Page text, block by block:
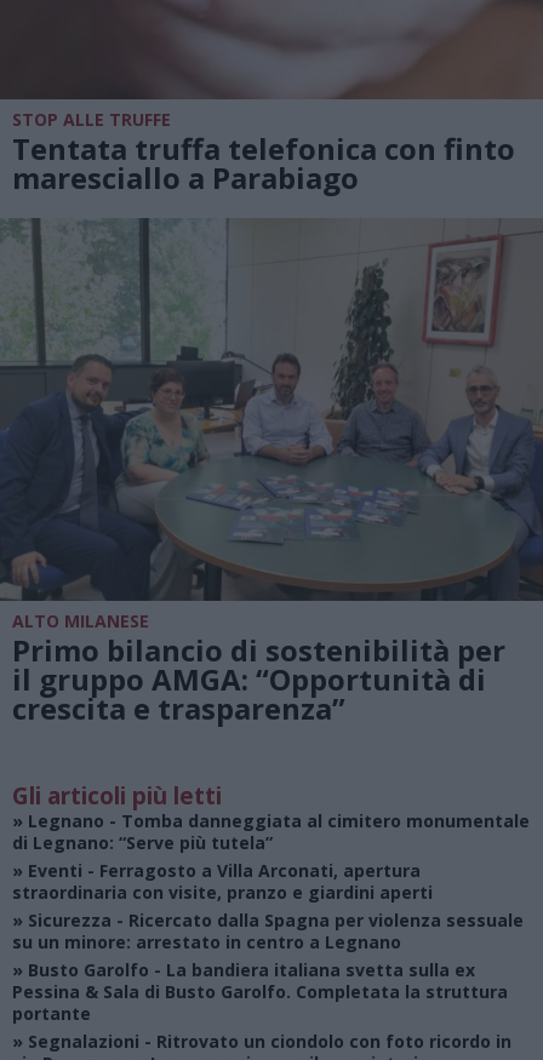
STOP ALLE TRUFFE
Tentata truffa telefonica con finto
maresciallo a Parabiago
ALTO MILANESE
Primo bilancio di sostenibilità per
il gruppo AMGA: “Opportunità di
crescita e trasparenza”
Gli articoli più letti
» Legnano - Tomba danneggiata al cimitero monumentale
di Legnano: “Serve più tutela”
» Eventi - Ferragosto a Villa Arconati, apertura
straordinaria con visite, pranzo e giardini aperti
» Sicurezza - Ricercato dalla Spagna per violenza sessuale
su un minore: arrestato in centro a Legnano
» Busto Garolfo - La bandiera italiana svetta sulla ex
Pessina & Sala di Busto Garolfo. Completata la struttura
portante
» Segnalazioni - Ritrovato un ciondolo con foto ricordo in